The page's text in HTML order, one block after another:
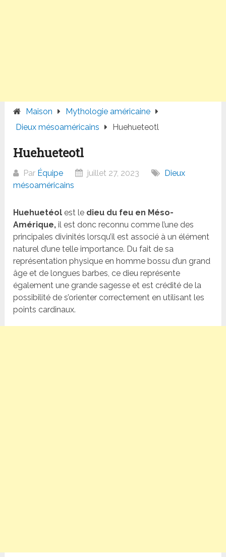
Maison
Mythologie américaine
Dieux mésoaméricains
Huehueteotl
Huehueteotl
Par Équipe juillet 27, 2023
Dieux
mésoaméricains
Huehuetéol est le dieu du feu en Méso-
Amérique, il est donc reconnu comme l’une des
principales divinités lorsqu’il est associé à un élément
naturel d’une telle importance. Du fait de sa
représentation physique en homme bossu d’un grand
âge et de longues barbes, ce dieu représente
également une grande sagesse et est crédité de la
possibilité de s’orienter correctement en utilisant les
points cardinaux.